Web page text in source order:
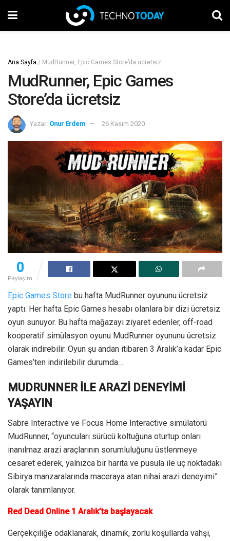
Ana Sayfa / MudRunner, Epic Games Store’da ücretsiz
MudRunner, Epic Games
Store’da ücretsiz
Yazar: Onur Erdem 26 Kasım 2020
0
Paylaşım
Epic Games Store bu hafta MudRunner oyununu ücretsiz
yaptı. Her hafta Epic Games hesabı olanlara bir dizi ücretsiz
oyun sunuyor. Bu hafta mağazayı ziyaret edenler, off-road
kooperatif simülasyon oyunu MudRunner oyununu ücretsiz
olarak indirebilir. Oyun şu andan itibaren 3 Aralık’a kadar Epic
Games’ten indirilebilir durumda…
MUDRUNNER İLE ARAZİ DENEYİMİ
YAŞAYIN
Sabre Interactive ve Focus Home Interactive simülatörü
MudRunner, “oyuncuları sürücü koltuğuna oturtup onları
inanılmaz arazi araçlarının sorumluluğunu üstlenmeye
cesaret ederek, yalnızca bir harita ve pusula ile uç noktadaki
Sibirya manzaralarında maceraya atan nihai arazi deneyimi”
olarak tanımlanıyor.
Red Dead Online 1 Aralık’ta başlayacak
Gerçekçiliğe odaklanarak, dinamik, zorlu koşullarda vahşi,